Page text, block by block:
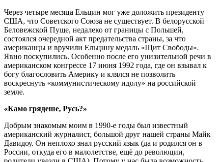
Через четыре месяца Ельцин мог уже доложить президенту
США, что Советского Союза не существует. В белорусской
Беловежской Пуще, недалеко от границы с Польшей,
состоялся очередной акт предательства страны, за что
американцы и вручили Ельцину медаль «Щит Свободы».
Явно поскупились. Особенно после его унизительной речи в
американском конгрессе 17 июня 1992 года, где он взывал к
богу благословить Америку и клялся не позволить
воскреснуть «коммунистическому идолу» на российской
земле.
«Камо грядеше, Русь?»
Добрым знакомым моим в 1990-е годы был известный
американский журналист, большой друг нашей страны Майк
Давидоу. Он неплохо знал русский язык (да и родился он в
России, откуда его в малолетстве, ещё до революции,